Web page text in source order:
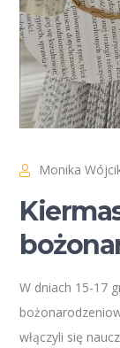
Monika
W dniach 15-17
włączyli się